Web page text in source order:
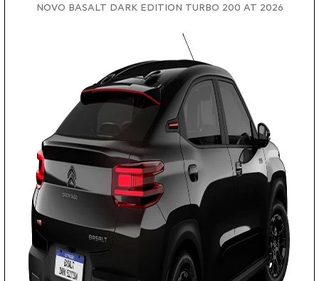
NOVO BASALT DARK EDITION TURBO 200 AT 2026